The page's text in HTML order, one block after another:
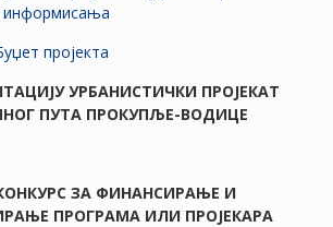
информисања
пројекта
УРБАНИСТИЧКИ ПРОЈЕКАТ
ПУТА ПРОКУПЉЕ-ВОДИЦЕ
ЗА ФИНАНСИРАЊЕ И
ПРОГРАМА ИЛИ ПРОЈЕКАРА